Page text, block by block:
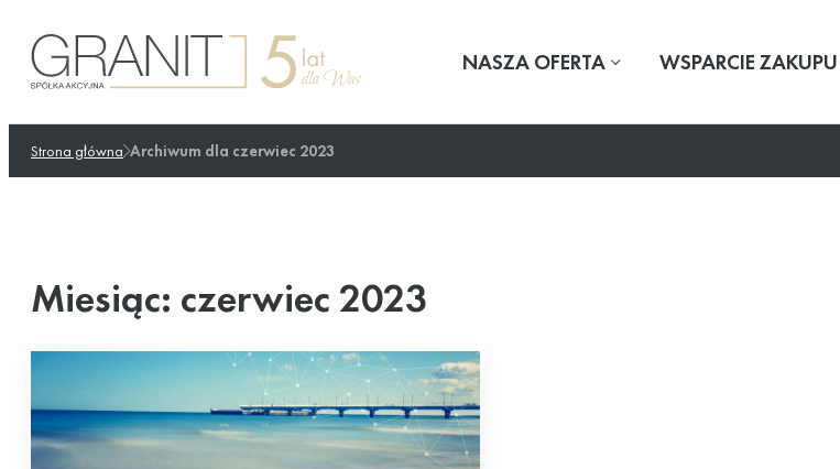
treści
NASZA OFERTA WSPARCIE ZAKUPU
Strona główna Archiwum dla czerwiec 2023
Miesiąc: czerwiec 2023